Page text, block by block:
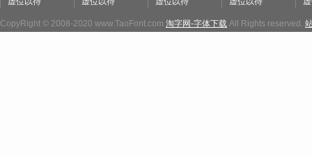
CopyRight © 2008-2020 www.TaoFont.com 淘字网-字体下载 All Rights reserved.